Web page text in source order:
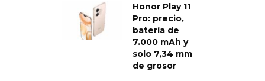
Honor Play 11
Pro: precio,
batería de
7.000 mAh y
solo 7,34 mm
de grosor